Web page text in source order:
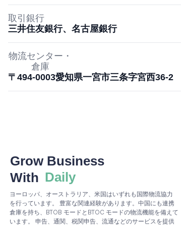
取引銀行
三井住友銀行、名古屋銀行
物流センター・
倉庫
〒494-0003愛知県一宮市三条字宮西36-2
Grow Business
With
ヨーロッパ、オーストラリア、米国はいずれも国際物流協力
を行っています。 豊富な関連経験があります。中国にも連携
倉庫を持ち、BTOB モードとBTOC モードの物流機能を備えて
います。 申告、通関、税関申告、流通などのサービスを提供
Daily